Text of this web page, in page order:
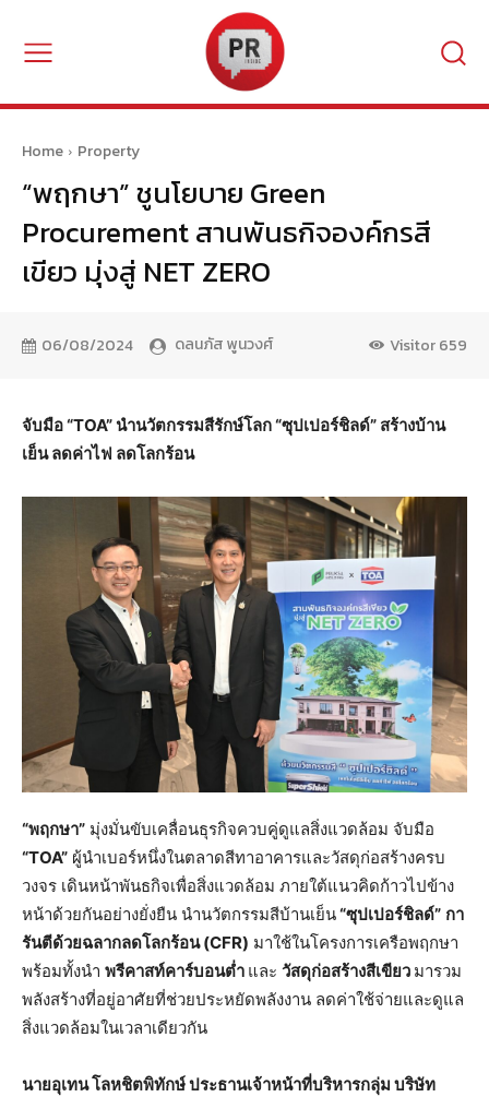
Home Property
“พฤกษา” ชูนโยบาย Green
Procurement สานพันธกิจองค์กรสี
เขียว มุ่งสู่ NET ZERO
06/08/2024 ดลนภัส พูนวงศ์ Visitor659
จับมือ “TOA” นำนวัตกรรมสีรักษ์โลก “ซุปเปอร์ชิลด์” สร้างบ้าน
เย็น ลดค่าไฟ ลดโลกร้อน
“พฤกษา” มุ่งมั่นขับเคลื่อนธุรกิจควบคู่ดูแลสิ่งแวดล้อม จับมือ
“TOA” ผู้นำเบอร์หนึ่งในตลาดสีทาอาคารและวัสดุก่อสร้างครบ
วงจร เดินหน้าพันธกิจเพื่อสิ่งแวดล้อม ภายใต้แนวคิดก้าวไปข้าง
หน้าด้วยกันอย่างยั่งยืน นำนวัตกรรมสีบ้านเย็น“ซุปเปอร์ชิลด์” กา
รันตีด้วยฉลากลดโลกร้อน (CFR) มาใช้ในโครงการเครือพฤกษา
พร้อมทั้งนำ พรีคาสท์คาร์บอนต่ำ และ วัสดุก่อสร้างสีเขียว มารวม
พลังสร้างที่อยู่อาศัยที่ช่วยประหยัดพลังงาน ลดค่าใช้จ่ายและดูแล
สิ่งแวดล้อมในเวลาเดียวกัน
นายอุเทน โลหชิตพิทักษ์ ประธานเจ้าหน้าที่บริหารกลุ่ม บริษัท